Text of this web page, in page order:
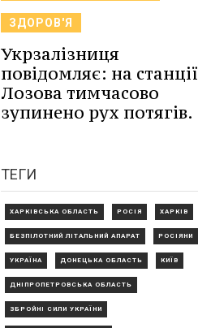
ЗДОРОВ'Я
Укрзалізниця
повідомляє: на станції
Лозова тимчасово
зупинено рух потягів.
ТЕГИ
ХАРКІВСЬКА ОБЛАСТЬ РОСІЯ ХАРКІВ
БЕЗПІЛОТНИЙ ЛІТАЛЬНИЙ АПАРАТ РОСІЯНИ
УКРАЇНА ДОНЕЦЬКА ОБЛАСТЬ КИЇВ
ДНІПРОПЕТРОВСЬКА ОБЛАСТЬ
ЗБРОЙНІ СИЛИ УКРАЇНИ